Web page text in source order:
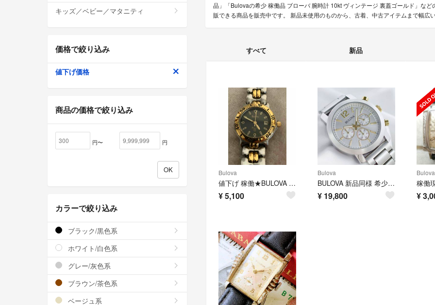
品」「Bulovaの希少 稼働品 ブローバ 腕時計 10kt ヴィンテージ 裏蓋ゴールド」な
販できる商品を販売中です。 新品未使用のものから、古着、中古アイテムまで幅広い
すべて 新品
Bulova
値下げ 稼働★BULOVA ブローバ マリーンスター レディース腕時計 電池新品
¥5,100
Bulova
BULOVA 新品同様 希少 クロノグラフ 98A141 シルバー メンズ
¥ 19,800
Bulova
¥
キッズ／ベビー／マタニティ
価格で絞り込み
値下げ価格
商品の価格で絞り込み
円〜 円
カラーで絞り込み
ブラック/黒色系
ホワイト/白色系
グレー/灰色系
ブラウン/茶色系
ベージュ系